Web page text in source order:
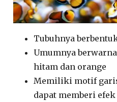
Tubuhnya
Umumnya
hitam dan orange
Memiliki motif
dapat memberi